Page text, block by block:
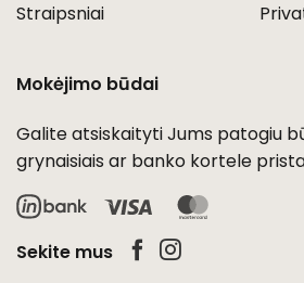
Straipsniai
Mokėjimo būdai
Galite atsiskaityti Jums patogiu
grynaisiais ar banko kortele
Visa
Sekite mus